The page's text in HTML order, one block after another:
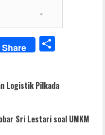
Share
e
Logistik Pilkada
Sri Lestari soal UMKM